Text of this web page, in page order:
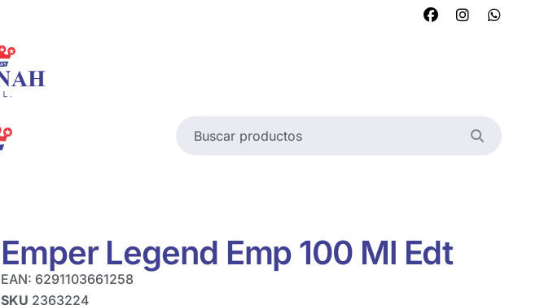
Emper Legend Emp 100 Ml Edt
EAN: 6291103661258
SKU 2363224